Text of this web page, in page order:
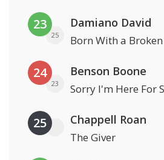
23
25
Damiano David
Born With a
24
23
Benson Boone
Sorry I'm Here For
25 Chappell Roan
The Giver